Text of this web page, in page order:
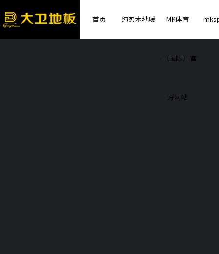
首页 纯实木地暖 MK体育
·（国际）官
方网站